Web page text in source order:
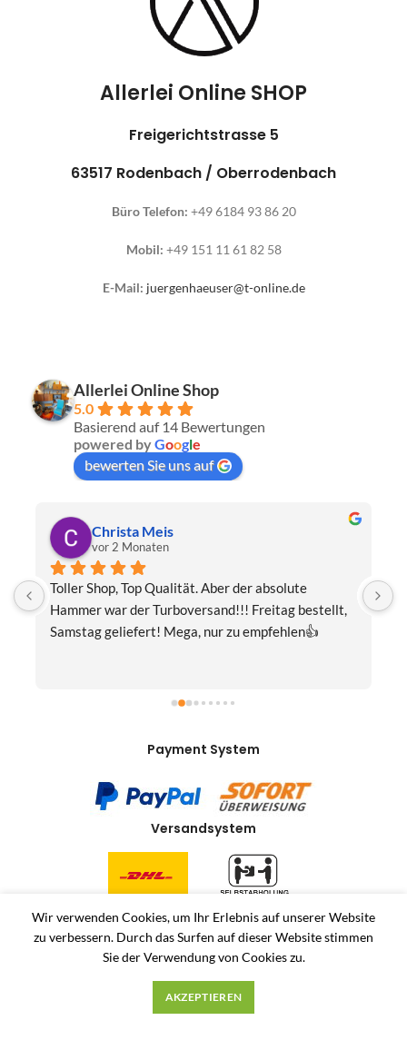
Allerlei Online SHOP
Freigerichtstrasse 5
63517 Rodenbach / Oberrodenbach
Büro Telefon: +49 6184 93 86 20
Mobil: +49 151 11 61 82 58
E-Mail: juergenhaeuser@t-online.de
Allerlei Online Shop
5.0
Basierend auf 14 Bewertungen
powered byGoogle
bewerten Sie uns auf
Thomas Schwaiger
vor 3 Monaten
Eine wunderschöne Hummel-Madonnenfigur.Sehr
fairer Preis.Ausgesprochen sorgfältig
verpackt.Beste Kommunikation.Gerne mal wieder!
Payment System
Versandsystem
VERTRAG WIDERRUFEN
Produkte Online Shop.
Wir verwenden Cookies, um Ihr Erlebnis auf unserer Website
zu verbessern. Durch das Surfen auf dieser Website stimmen
Sie der Verwendung von Cookies zu.
AKZEPTIEREN